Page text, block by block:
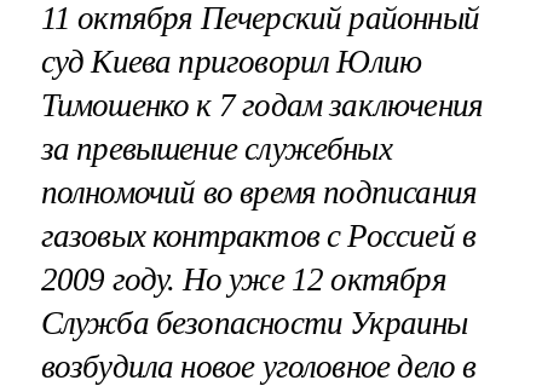
11 октября Печерский районный
суд Киева приговорил Юлию
Тимошенко к 7 годам заключения
за превышение служебных
полномочий во время подписания
газовых контрактов с Россией в
2009 году. Но уже 12 октября
Служба безопасности Украины
возбудила новое уголовное дело в